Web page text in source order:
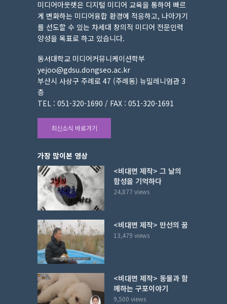
미디어아웃렛은 디지털 미디어 교육을 통하여 빠르
게 변화하는 미디어융합 환경에 적응하고, 나아가기
를 선도할 수 있는 차세대 창의적 미디어 전문인력
양성을 목표로 하고 있습니다.
동서대학교 미디어커뮤니케이션학부
yejoo@gdsu.dongseo.ac.kr
부산시 사상구 주례로 47 (주례동) 뉴밀레니엄관 3
층
TEL : 051-320-1690 / FAX : 051-320-1691
최신소식 바로가기
가장 많이본 영상
<비대면 제작> 그 날의
함성을 기억하다
24,877 views
<비대면 제작> 만선의 꿈
13,479 views
<비대면 제작> 동물과 함
께하는 구포이야기
9,500 views